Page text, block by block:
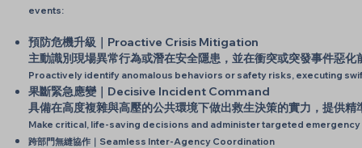
events:
預防危機升級｜Proactive Crisis Mitigation
主動識別現場異常行為或潛在安全隱患，並在衝突或突發事件惡化
Proactively identify anomalous behaviors or safety risks, executing
果斷緊急應變｜Decisive Incident Command
具備在高度複雜與高壓的公共環境下做出救生決策的實力，提供精
Make critical, life-saving decisions and administer targeted
跨部門無縫協作｜Seamless Inter-Agency Coordination